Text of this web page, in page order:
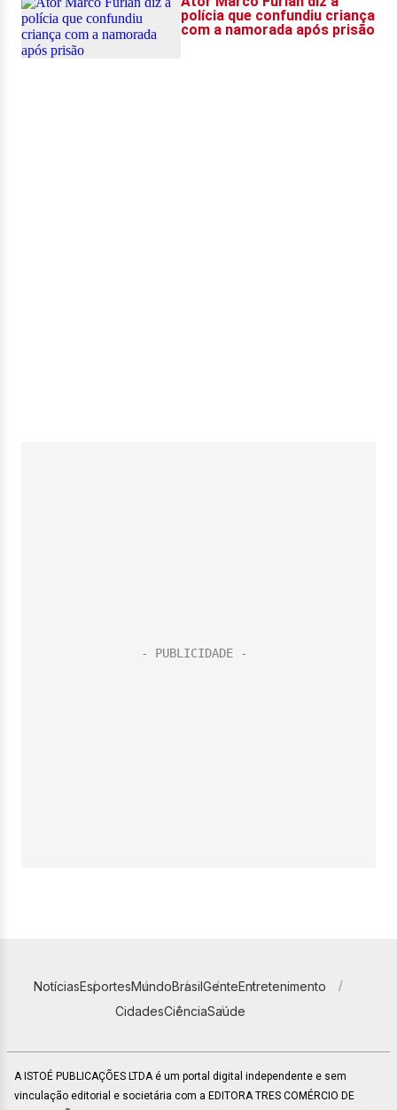
NotíciasEsportesMundoBrasilGenteEntretenimento
CidadesCiênciaSaúde
A ISTOÉ PUBLICAÇÕES LTDA é um portal digital independente e sem
vinculação editorial e societária com a EDITORA TRES COMÉRCIO DE